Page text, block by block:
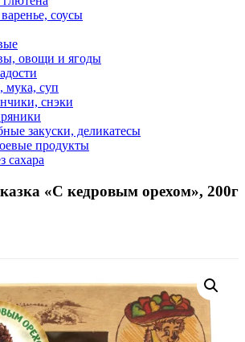
соусы
овощи и ягоды
мука, суп
снэки
закуски, деликатесы
продукты
сахара
«С кедровым орехом», 200г